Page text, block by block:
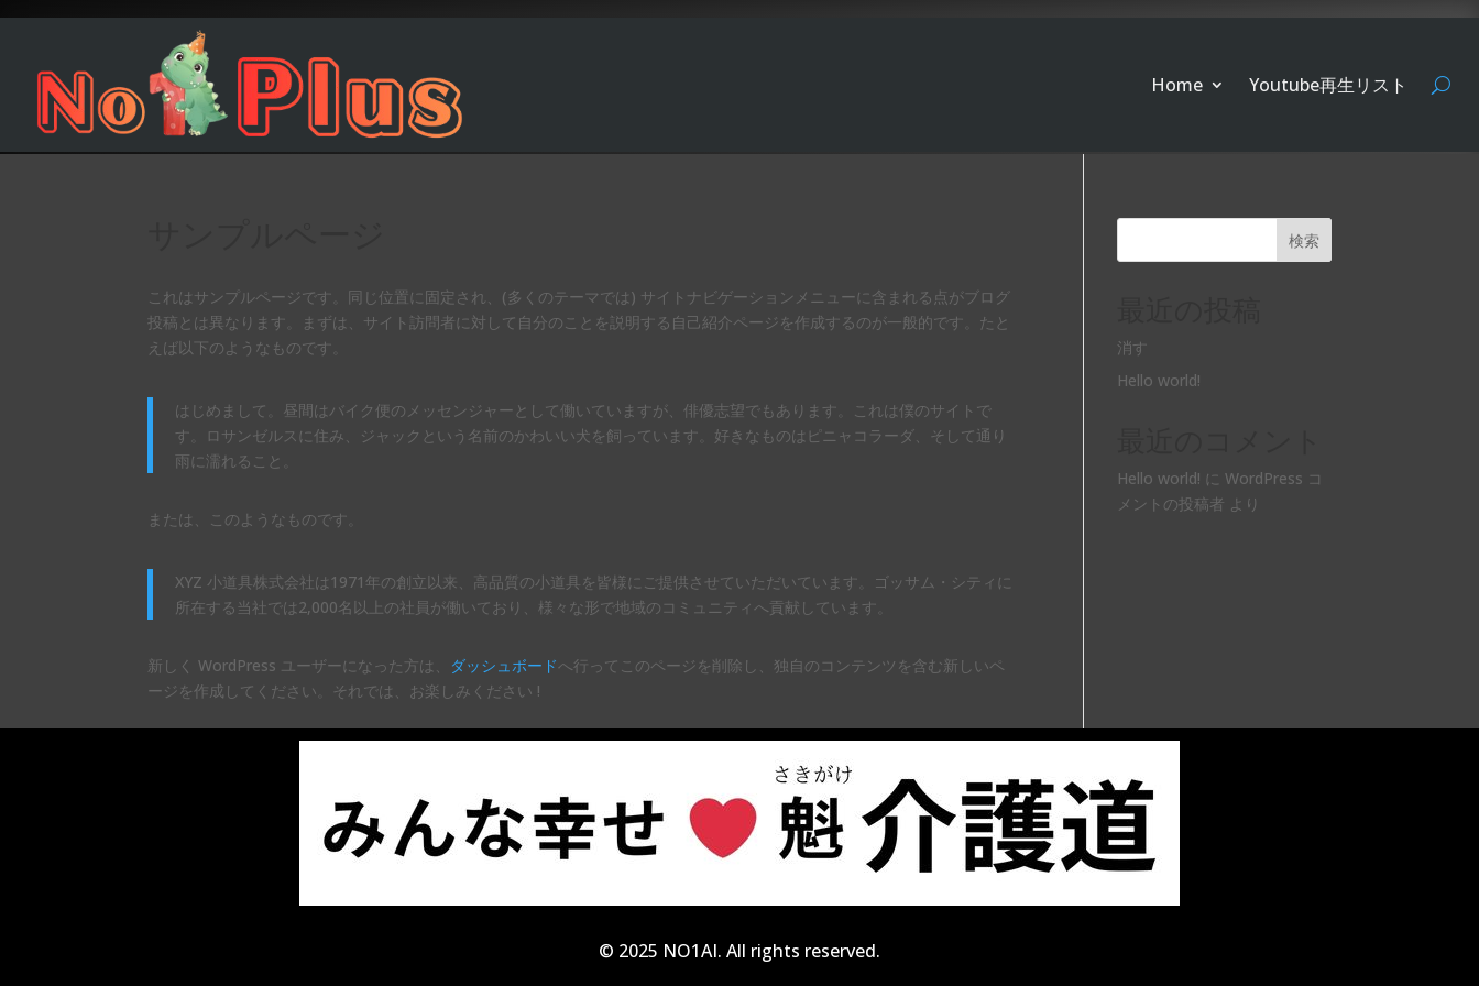
Home Youtube再生リスト
これはサンプルページです。同じ位置に固定され、(多くのテーマでは) サイトナビゲーションメニューに含まれる点がブログ
投稿とは異なります。まずは、サイト訪問者に対して自分のことを説明する自己紹介ページを作成するのが一般的です。たと
えば以下のようなものです。
はじめまして。昼間はバイク便のメッセンジャーとして働いていますが、俳優志望でもあります。これは僕のサイトで
す。ロサンゼルスに住み、ジャックという名前のかわいい犬を飼っています。好きなものはピニャコラーダ、そして通り
雨に濡れること。
または、このようなものです。
XYZ 小道具株式会社は1971年の創立以来、高品質の小道具を皆様にご提供させていただいています。ゴッサム・シティに
所在する当社では2,000名以上の社員が働いており、様々な形で地域のコミュニティへ貢献しています。
新しく WordPress ユーザーになった方は、 ダッシュボードへ行ってこのページを削除し、独自のコンテンツを含む新しいペ
ージを作成してください。それでは、お楽しみください !
検索
消す
Hello world!
Hello world! にWordPress コ
メントの投稿者 より
© 2025 NO1AI. All rights reserved.